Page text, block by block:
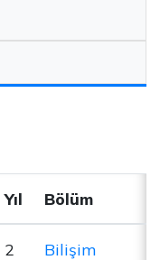
Yıl Bölüm
2
Bilişim